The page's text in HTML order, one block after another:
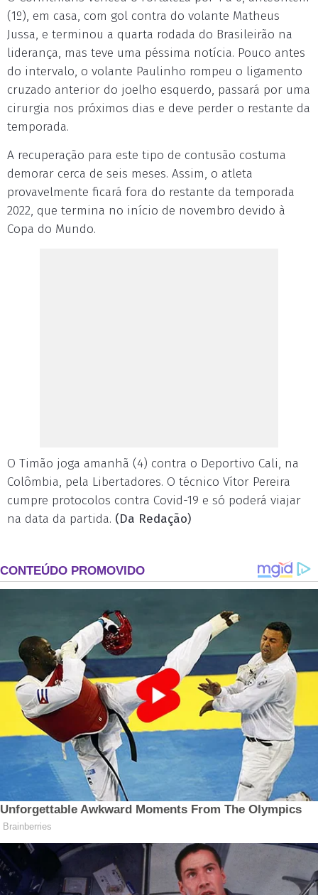
(1º), em casa, com gol contra do volante Matheus
Jussa, e terminou a quarta rodada do Brasileirão na
liderança, mas teve uma péssima notícia. Pouco antes
do intervalo, o volante Paulinho rompeu o ligamento
cruzado anterior do joelho esquerdo, passará por uma
cirurgia nos próximos dias e deve perder o restante da
temporada.
A recuperação para este tipo de contusão costuma
demorar cerca de seis meses. Assim, o atleta
provavelmente ficará fora do restante da temporada
2022, que termina no início de novembro devido à
Copa do Mundo.
O Timão joga amanhã (4) contra o Deportivo Cali, na
Colômbia, pela Libertadores. O técnico Vítor Pereira
cumpre protocolos contra Covid-19 e só poderá viajar
na data da partida. (Da Redação)